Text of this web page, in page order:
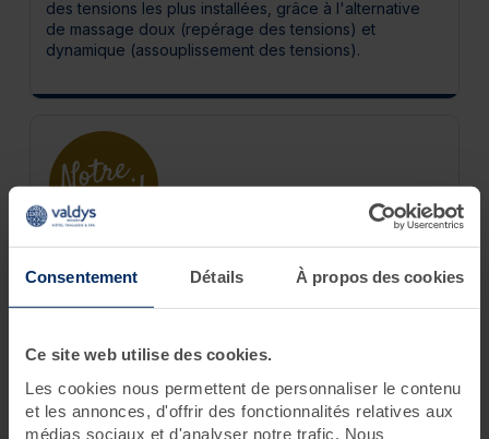
Consentement Détails À propos des cookies
Ce site web utilise des cookies.
Les cookies nous permettent de personnaliser le contenu
et les annonces, d'offrir des fonctionnalités relatives aux
médias sociaux et d'analyser notre trafic. Nous
des tensions les plus installées, grâce à l'alternative
de massage doux (repérage des tensions) et
dynamique (assouplissement des tensions).
grâce à notre large gamme de produits relaxants pour